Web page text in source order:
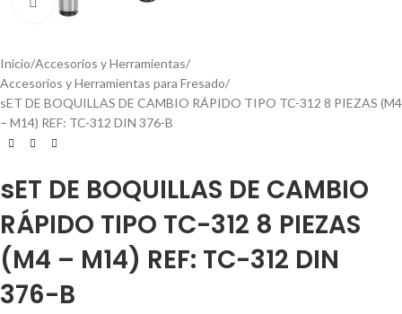
Inicio Accesorios y Herramientas
Accesorios y Herramientas para Fresado
sET DE BOQUILLAS DE CAMBIO RÁPIDO TIPO TC-312 8 PIEZAS (M4
– M14) REF: TC-312 DIN 376-B
sET DE BOQUILLAS DE CAMBIO
RÁPIDO TIPO TC-312 8 PIEZAS
(M4 – M14) REF: TC-312 DIN
376-B